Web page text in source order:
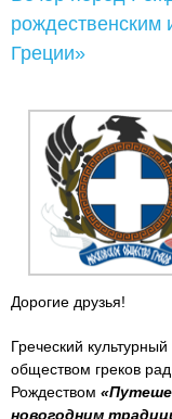
рождественским
Греции»
Дорогие друзья!
Греческий
обществом греков
Рождеством
новогодним